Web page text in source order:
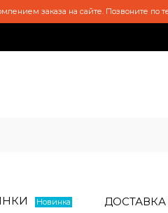
заказа на сайте. Позвоните по
Новинка ДОСТАВКА